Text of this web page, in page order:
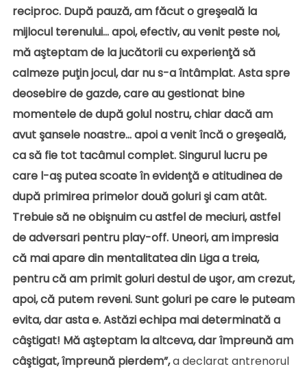
reciproc. După pauză, am făcut o greşeală la
mijlocul terenului… apoi, efectiv, au venit peste noi,
mă aşteptam de la jucătorii cu experienţă să
calmeze puţin jocul, dar nu s-a întâmplat. Asta spre
deosebire de gazde, care au gestionat bine
momentele de după golul nostru, chiar dacă am
avut şansele noastre… apoi a venit încă o greşeală,
ca să fie tot tacâmul complet. Singurul lucru pe
care l-aş putea scoate în evidenţă e atitudinea de
după primirea primelor două goluri şi cam atât.
Trebuie să ne obişnuim cu astfel de meciuri, astfel
de adversari pentru play-off. Uneori, am impresia
că mai apare din mentalitatea din Liga a treia,
pentru că am primit goluri destul de uşor, am crezut,
apoi, că putem reveni. Sunt goluri pe care le puteam
evita, dar asta e. Astăzi echipa mai determinată a
câştigat! Mă aşteptam la altceva, dar împreună am
câştigat, împreună pierdem”,a declarat antrenorul